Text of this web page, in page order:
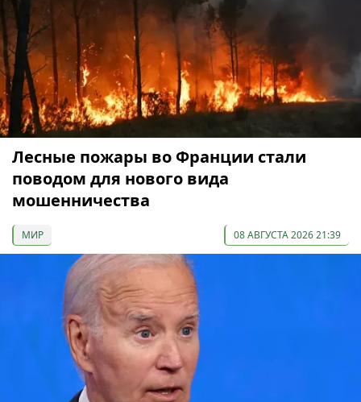
Лесные пожары во Франции стали
поводом для нового вида
мошенничества
МИР 08 АВГУСТА 2026 21:39